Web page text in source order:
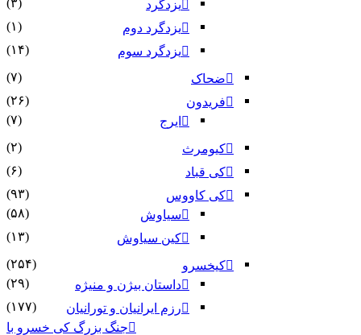
یزدگرد
یزدگرد دوم
(۱)
یزدگرد سوم
(۱۴)
ضحاک
(۷)
فریدون
(۲۶)
ایرج
(۷)
کیومرث
(۲)
کی قباد
(۶)
کی کاووس
(۹۳)
سیاوش
(۵۸)
کین سیاوش
(۱۳)
کیخسرو
(۲۵۴)
داستان بیژن و منیژه
(۲۹)
رزم ایرانیان و تورانیان
(۱۷۷)
جنگ بزرگ کی خسرو با